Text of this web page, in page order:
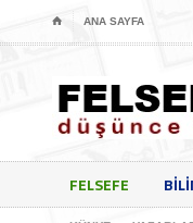
⌂ ANA SAYFA
FELSEFE